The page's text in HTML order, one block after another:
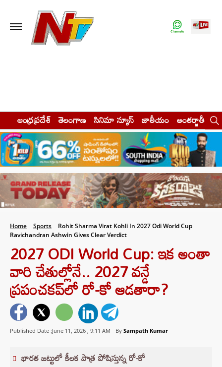
ఆంధ్రప్రదేశ్ తెలంగాణ సినిమా న్యూస్ జాతీయం అంతర్జాతీయం
Home Sports
Rohit Sharma Virat Kohli In 2027 Odi World Cup
Ravichandran Ashwin Gives Clear Verdict
2027 ODI World Cup: ఇక అంతా
వారి చేతుల్లోనే.. 2027 వన్డే
ప్రపంచకప్‌లో రో-కో ఆడతారా?
Published Date :June 11, 2026 , 9:11 AM By Sampath Kumar
భారత జట్టులో కీలక పాత్ర పోషిస్తున్న రో-కో